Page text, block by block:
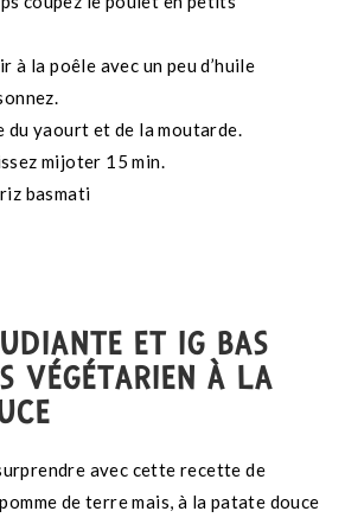
à la poêle avec un peu d’huile
du yaourt et de la moutarde.
mijoter 15 min.
basmati
ET IG BAS
VÉGÉTARIEN À LA
avec cette recette de
de terre mais, à la patate douce